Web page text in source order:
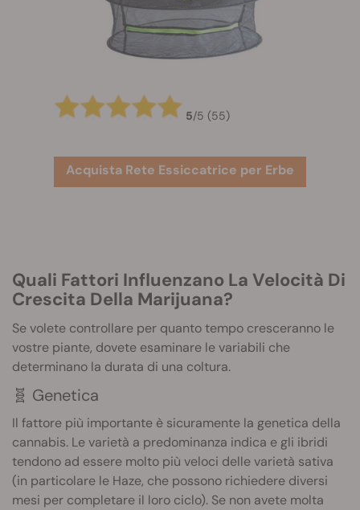
5/5 (55)
Acquista Rete Essiccatrice per Erbe
Quali Fattori Influenzano La Velocità Di
Crescita Della Marijuana?
Se volete controllare per quanto tempo cresceranno le
vostre piante, dovete esaminare le variabili che
determinano la durata di una coltura.
🧬 Genetica
Il fattore più importante è sicuramente la genetica della
cannabis. Le varietà a predominanza indica e gli ibridi
tendono ad essere molto più veloci delle varietà sativa
(in particolare le Haze, che possono richiedere diversi
mesi per completare il loro ciclo). Se non avete molta